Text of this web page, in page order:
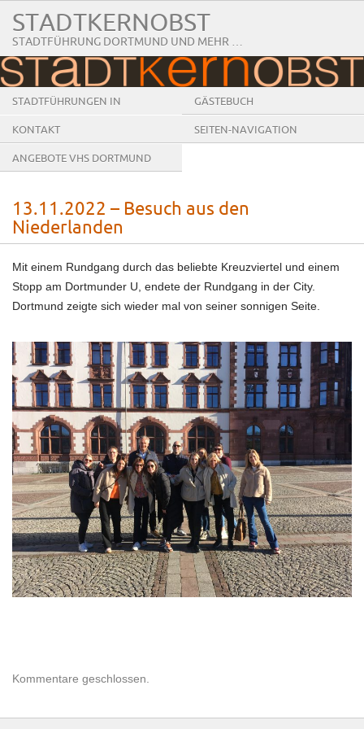
STADTKERNOBST
STADTFÜHRUNG DORTMUND UND MEHR …
STADTFÜHRUNGEN IN
DORTMUND
GÄSTEBUCH
KONTAKT SEITEN-NAVIGATION
ANGEBOTE VHS DORTMUND
13.11.2022 – Besuch aus den
Niederlanden
Mit einem Rundgang durch das beliebte Kreuzviertel und einem
Stopp am Dortmunder U, endete der Rundgang in der City.
Dortmund zeigte sich wieder mal von seiner sonnigen Seite.
Kommentare geschlossen.